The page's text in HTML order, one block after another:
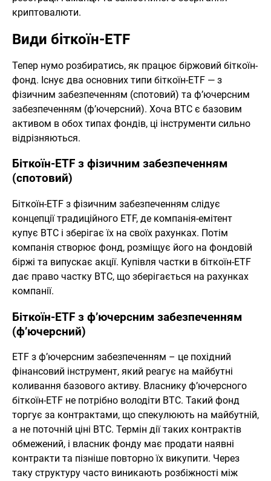
криптовалюти.
Види біткоїн-ETF
Тепер нумо розбиратись, як працює біржовий біткоїн-
фонд. Існує два основних типи біткоїн-ETF — з
фізичним забезпеченням (спотовий) та ф’ючерсним
забезпеченням (ф’ючерсний). Хоча BTC є базовим
активом в обох типах фондів, ці інструменти сильно
відрізняються.
Біткоїн-ETF з фізичним забезпеченням
(спотовий)
Біткоїн-ETF з фізичним забезпеченням слідує
концепції традиційного ETF, де компанія-емітент
купує BTC і зберігає їх на своїх рахунках. Потім
компанія створює фонд, розміщує його на фондовій
біржі та випускає акції. Купівля частки в біткоїн-ETF
дає право частку BTC, що зберігається на рахунках
компанії.
Біткоїн-ETF з ф’ючерсним забезпеченням
(ф’ючерсний)
ETF з ф’ючерсним забезпеченням – це похідний
фінансовий інструмент, який реагує на майбутні
коливання базового активу. Власнику ф’ючерсного
біткоїн-ETF не потрібно володіти BTC. Такий фонд
торгує за контрактами, що спекулюють на майбутній,
а не поточній ціні BTC. Термін дії таких контрактів
обмежений, і власник фонду має продати наявні
контракти та пізніше повторно їх викупити. Через
таку структуру часто виникають розбіжності між